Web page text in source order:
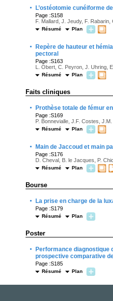
· L’ostéotomie cunéiforme
Page :S158
F. Mallard, J. Jeudy, F.
Résumé Plan
·
Repère de hauteur et
pectoral
Page :S163
L. Obert, C. Peyron, J. Uhring,
Résumé Plan
Faits cliniques
· Prothèse totale de fémur
Page :S169
P. Bonnevialle, J.F. Costes,
Résumé Plan
· Main de Jaccoud et main
Page :S176
D. Cheval, B. le Jacques, P.
Résumé Plan
Bourse
· La prise en charge de la
Page :S179
Résumé Plan
Poster
·
Performance diagnostique
prospective comparative
Page :S185
Résumé Plan